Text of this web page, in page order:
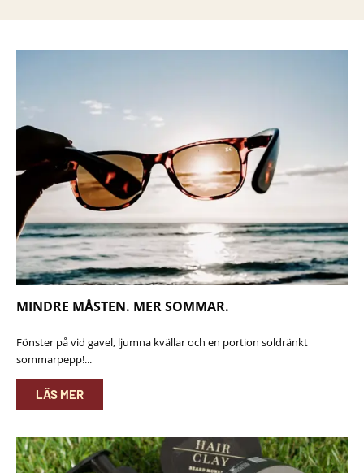
MINDRE MÅSTEN. MER SOMMAR.
Fönster på vid gavel, ljumna kvällar och en portion soldränkt
sommarpepp!...
LÄS MER